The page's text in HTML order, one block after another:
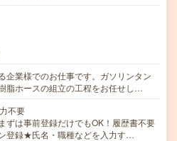
企業様でのお仕事です。ガソリンタン
脂ホースの組立の工程をお任せし…
不要
ずは事前登録だけでもOK！履歴書不要
登録★氏名・職種などを入力す…